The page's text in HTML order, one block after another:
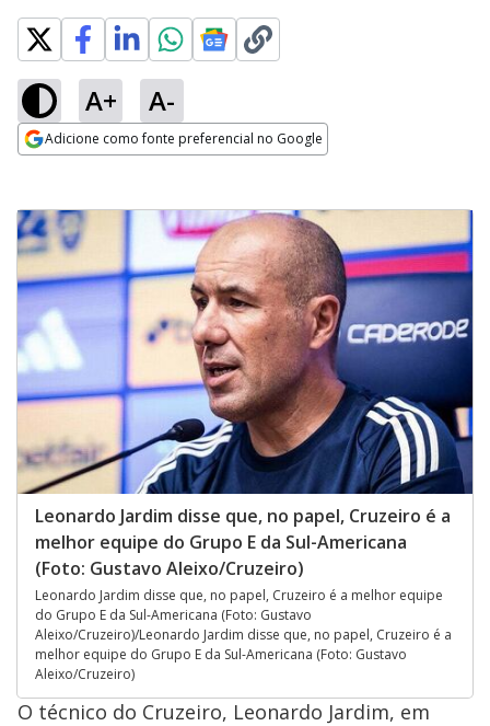
A+ A-
Adicione como fonte preferencial no Google
Leonardo Jardim disse que, no papel, Cruzeiro é a
melhor equipe do Grupo E da Sul-Americana
(Foto: Gustavo Aleixo/Cruzeiro)
Leonardo Jardim disse que, no papel, Cruzeiro é a melhor equipe
do Grupo E da Sul-Americana (Foto: Gustavo
Aleixo/Cruzeiro)/Leonardo Jardim disse que, no papel, Cruzeiro é a
melhor equipe do Grupo E da Sul-Americana (Foto: Gustavo
Aleixo/Cruzeiro)
O técnico do Cruzeiro, Leonardo Jardim, em